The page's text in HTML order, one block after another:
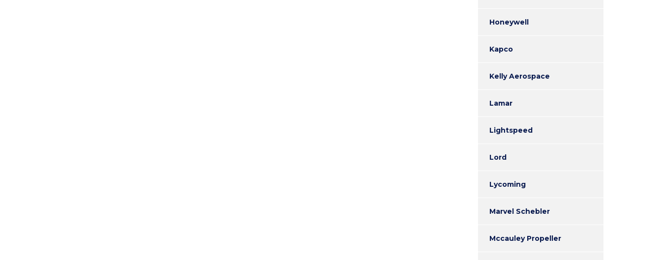
Honeywell
Kapco
Kelly Aerospace
Lamar
Lightspeed
Lord
Lycoming
Marvel Schebler
Mccauley Propeller